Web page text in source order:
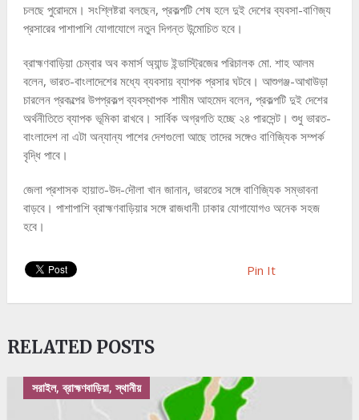
চলছে পুরোদমে। সংশ্লিষ্টরা বলছেন, প্রকল্পটি শেষ হলে দুই দেশের ব্যবসা-বাণিজ্য
প্রসারের পাশাপাশি যোগাযোগে নতুন দিগন্ত উন্মোচিত হবে।
ব্রাহ্মণবাড়িয়া চেম্বার অব কমার্স অ্যান্ড ইন্ডাস্ট্রিজের পরিচালক মো. শাহ আলম
বলেন, ভারত-বাংলাদেশের মধ্যে ব্যবসায় ব্যাপক প্রসার ঘটবে। আশুগঞ্জ-আখাউড়া
চারলেন প্রকল্পের উপপ্রকল্প ব্যবস্থাপক শামীম আহমেদ বলেন, প্রকল্পটি দুই দেশের
অর্থনীতিতে ব্যাপক ভূমিকা রাখবে। সার্বিক অগ্রগতি হচ্ছে ২৪ পারসেন্ট। শুধু ভারত-
বাংলাদেশ না এটা অন্যান্য পাশের দেশগুলো আছে তাদের সঙ্গেও বাণিজ্যিক সম্পর্ক
বৃদ্ধি পাবে।
জেলা প্রশাসক হায়াত-উদ-দৌলা খান জানান, ভারতের সঙ্গে বাণিজ্যিক সম্ভাবনা
বাড়বে। পাশাপাশি ব্রাহ্মণবাড়িয়ার সঙ্গে রাজধানী ঢাকার যোগাযোগও অনেক সহজ
হবে।
Pin It
RELATED POSTS
সরাইল, ব্রাহ্মণবাড়িয়া, স্থানীয়